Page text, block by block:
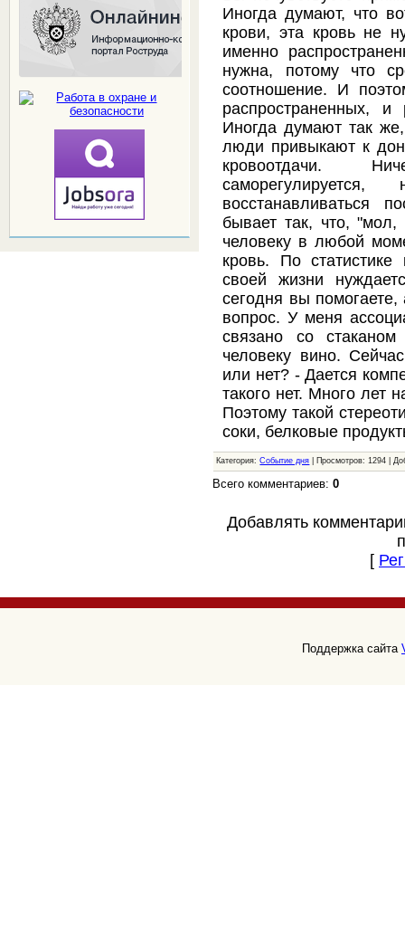
Иногда думают, что
крови, эта кровь не
именно
нужна, потому что
соотношение. И
распространенных, и
Иногда думают так
люди привыкают к
кровоотдачи.
восстанавливаться
бывает так, что,
человеку в любой
кровь. По
своей жизни
сегодня вы
вопрос. У меня
связано со
человеку вино.
или нет? - Дается
такого нет. Много лет
Поэтому такой
соки, белковые
Категория:Событие дня | Просмотров: 1294 |
Всего комментариев:0
Добавлять
[
Поддержка сайта